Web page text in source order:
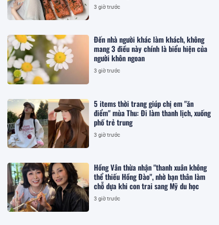
3 giờ trước
Đến nhà người khác làm khách, không
mang 3 điều này chính là biểu hiện của
người khôn ngoan
3 giờ trước
5 items thời trang giúp chị em "ăn
điểm" mùa Thu: Đi làm thanh lịch, xuống
phố trẻ trung
3 giờ trước
Hồng Vân thừa nhận "thanh xuân không
thể thiếu Hồng Đào", nhờ bạn thân làm
chỗ dựa khi con trai sang Mỹ du học
3 giờ trước